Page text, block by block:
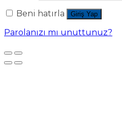
Beni hatırla
Giriş Yap
Parolanızı mı unuttunuz?